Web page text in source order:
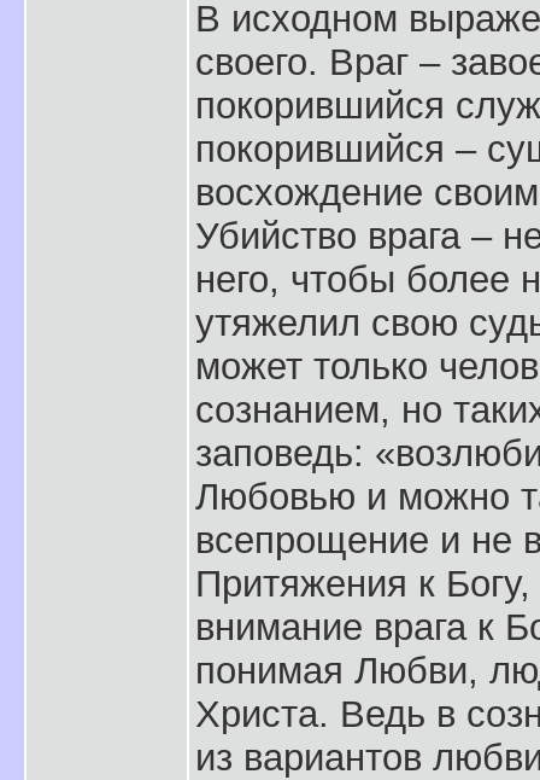
В исходном
своего. Враг –
покорившийся
покорившийся –
восхождение
Убийство врага –
него, чтобы более
утяжелил свою
может только
сознанием, но
заповедь:
Любовью и можно
всепрощение и не
Притяжения к
внимание врага к
понимая Любви,
Христа. Ведь в
из вариантов